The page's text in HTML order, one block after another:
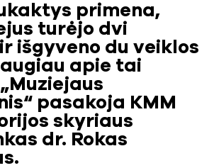
primena,
turėjo dvi
išgyveno du veiklos
apie tai
pasakoja KMM
skyriaus
dr. Rokas